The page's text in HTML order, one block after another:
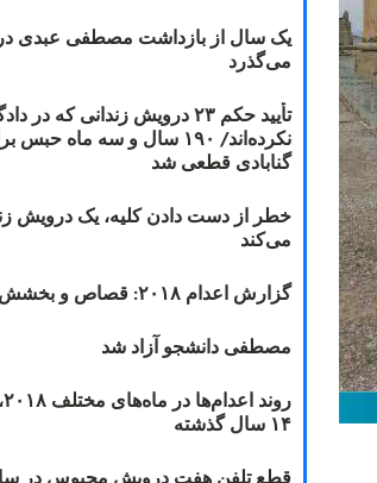
یک سال از بازداشت مصطفی عبدی
می‌گذرد
تأیید حکم ۲۳ درویش زندانی که
گنابادی قطعی شد
خطر از دست دادن کلیه، یک درویش
می‌کند
گزارش اعدام ۲۰۱۸: قصاص و بخشش
مصطفی دانشجو آزاد شد
۱۴ سال گذشته